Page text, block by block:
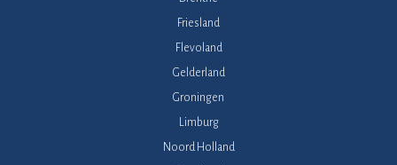
Friesland
Flevoland
Gelderland
Groningen
Limburg
Noord Holland